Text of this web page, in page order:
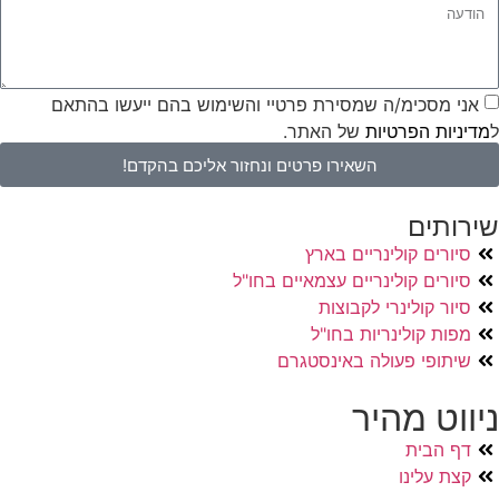
אני מסכימ/ה שמסירת פרטיי והשימוש בהם ייעשו בהתאם
למדיניות הפרטיות של האתר.
השאירו פרטים ונחזור אליכם בהקדם!
שירותים
סיורים קולינריים בארץ
סיורים קולינריים עצמאיים בחו"ל
סיור קולינרי לקבוצות
מפות קולינריות בחו"ל
שיתופי פעולה באינסטגרם
ניווט מהיר
דף הבית
קצת עלינו